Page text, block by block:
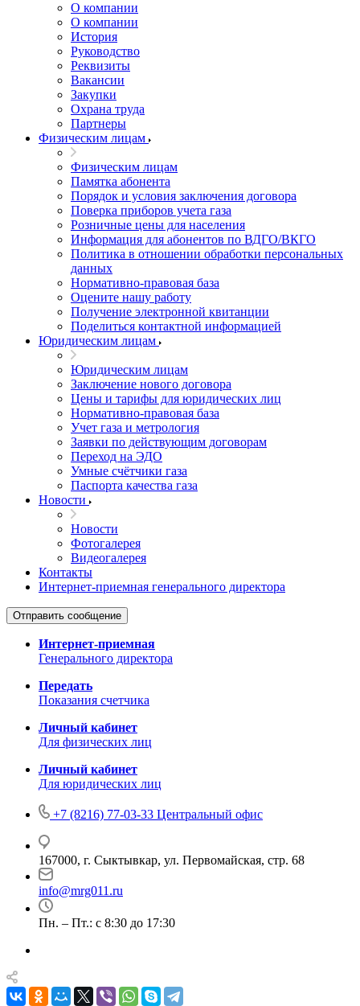
О компании
О компании
История
Руководство
Реквизиты
Вакансии
Закупки
Охрана труда
Партнеры
Физическим лицам
Физическим лицам
Памятка абонента
Порядок и условия заключения договора
Поверка приборов учета газа
Розничные цены для населения
Информация для абонентов по ВДГО/ВКГО
Политика в отношении обработки персональных
данных
Нормативно-правовая база
Оцените нашу работу
Получение электронной квитанции
Поделиться контактной информацией
Юридическим лицам
Юридическим лицам
Заключение нового договора
Цены и тарифы для юридических лиц
Нормативно-правовая база
Учет газа и метрология
Заявки по действующим договорам
Переход на ЭДО
Умные счётчики газа
Паспорта качества газа
Новости
Новости
Фотогалерея
Видеогалерея
Контакты
Интернет-приемная генерального директора
Отправить сообщение
Интернет-приемная
Генерального директора
Передать
Показания счетчика
Личный кабинет
Для физических лиц
Личный кабинет
Для юридических лиц
+7 (8216) 77-03-33 Центральный офис
167000, г. Сыктывкар, ул. Первомайская, стр. 68
info@mrg011.ru
Пн. – Пт.: с 8:30 до 17:30